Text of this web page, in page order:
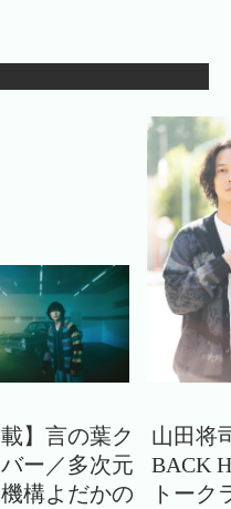
載】言の葉ク
ー／多次元
構よだかの
山田将
BACK
トーク